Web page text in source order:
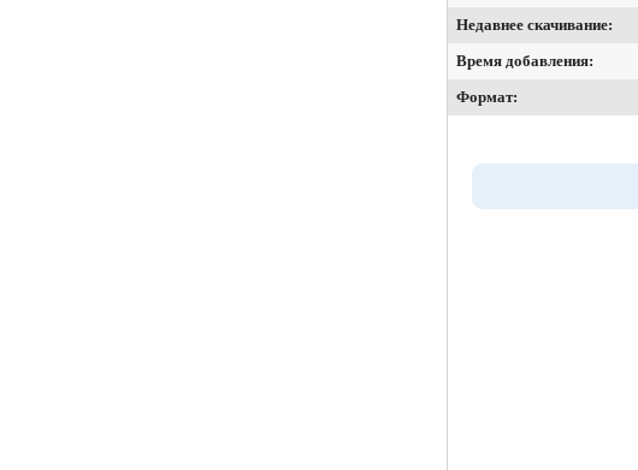
Недавнее скачивание:
Время добавления:
Формат: